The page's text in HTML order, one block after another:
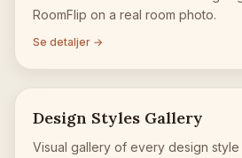
RoomFlip on a real room photo.
Se detaljer →
Design Styles Gallery
Visual gallery of every design